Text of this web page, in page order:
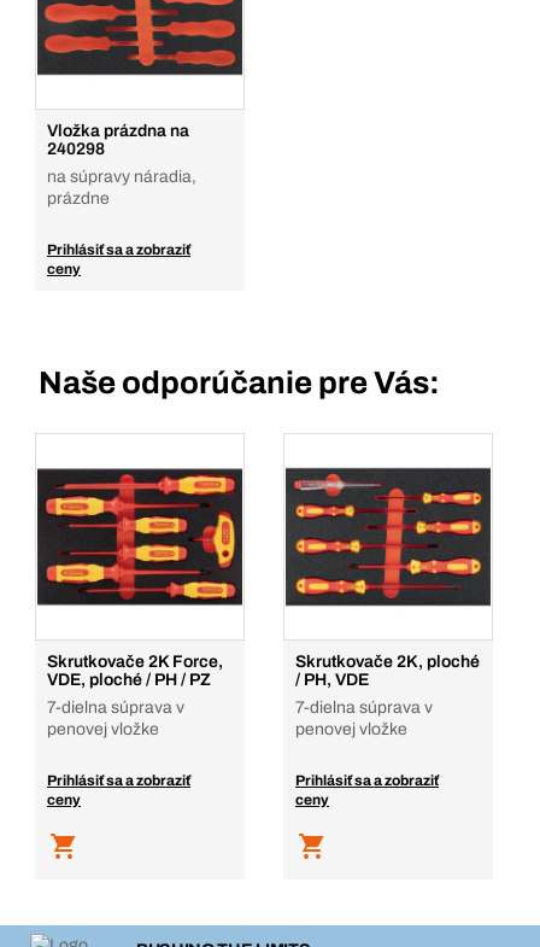
Vložka prázdna na
240298
na súpravy náradia,
prázdne
Prihlásiť sa a zobraziť
ceny
Naše odporúčanie pre Vás:
Skrutkovače 2K Force,
VDE, ploché / PH / PZ
7-dielna súprava v
penovej vložke
Prihlásiť sa a zobraziť
ceny
Skrutkovače 2K, ploché
/ PH, VDE
7-dielna súprava v
penovej vložke
Prihlásiť sa a zobraziť
ceny